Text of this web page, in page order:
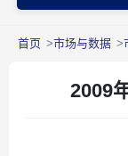
首页 市场与数据
2009